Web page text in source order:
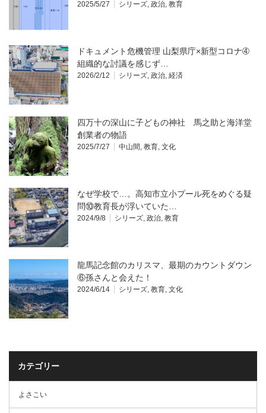
2025/5/27 シリーズ, 政治, 教育
ドキュメント危機管理 山梨県庁×新型コロナ➃
組織的な討議を感じず…
2026/2/12 シリーズ, 政治, 経済
四万十の深山に子どもの神社 馬之助と海洋堂
創業者の物語
2025/7/27 中山間, 教育, 文化
なぜ学校で…。高知市立小プール死をめぐる疑
問⑩教育長が浮いていた…
2024/9/8 シリーズ, 政治, 教育
龍馬記念館のカリスマ、最期のカウントダウン
⑥孫さんと会えた！
2024/6/14 シリーズ, 教育, 文化
カテゴリー
よさこい